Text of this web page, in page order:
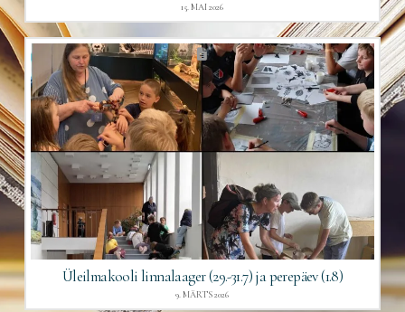
15. MAI 2026
Üleilmakooli linnalaager (29.-31.7) ja perepäev (1.8)
9. MÄRTS 2026